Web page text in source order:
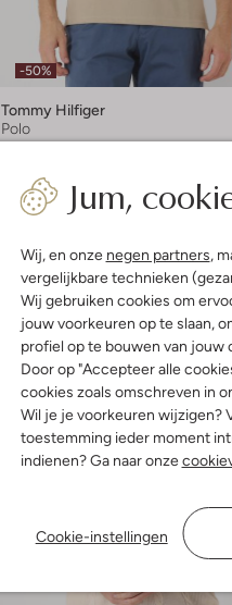
Jum,
Wij, en onze negen partners,
vergelijkbare technieken
Wij gebruiken cookies om
jouw voorkeuren op te slaan,
profiel op te bouwen van jouw
Door op "Accepteer alle
cookies zoals omschreven in
Wil je je voorkeuren wijzigen?
toestemming ieder moment
indienen? Ga naar onze
Cookie-instellingen
-50%
Tommy Hilfiger
Polo
+ meer kleuren